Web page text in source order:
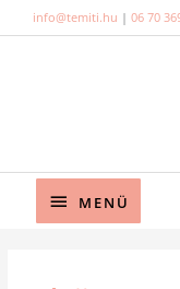
to
info@temiti.hu | 06 70
Below
MENÜ